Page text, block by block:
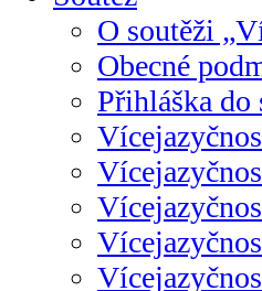
O soutěži
Obecné
Přihláška do